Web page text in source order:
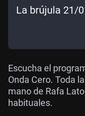
La brújula 21/
Escucha el
Onda Cero. Toda
mano de Rafa
habituales.